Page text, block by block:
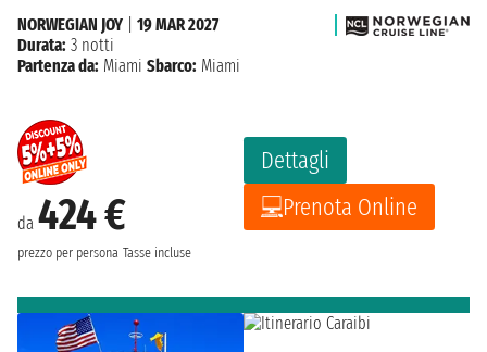
da 424 €
prezzo per persona Tasse incluse
Dettagli
Prenota Online
NORWEGIAN JOY
19 MAR 2027
Durata: 3 notti
Partenza da: Miami Sbarco: Miami